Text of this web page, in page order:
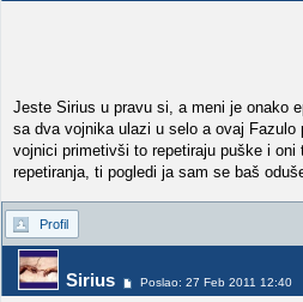
Jeste Sirius u pravu si, a meni je onako
sa dva vojnika ulazi u selo a ovaj Fazulo
vojnici primetivši to repetiraju puške i
repetiranja, ti pogledi ja sam se baš
Profil
Sirius Poslao: 27 Feb 2011 12:40